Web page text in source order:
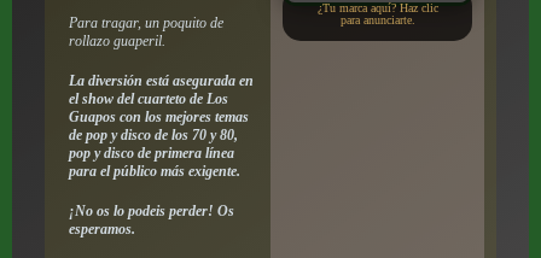
Para tragar, un poquito de
rollazo guaperil.
La diversión está asegurada en
el show del cuarteto de Los
Guapos con los mejores temas
de pop y disco de los 70 y 80,
pop y disco de primera línea
para el público más exigente.
¡No os lo podeis perder! Os
esperamos.
¿Tu marca aquí? Haz clic
para anunciarte.